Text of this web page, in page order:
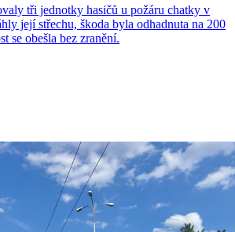
tři jednotky hasičů u požáru chatky v
její střechu, škoda byla odhadnuta na 200
se obešla bez zranění.